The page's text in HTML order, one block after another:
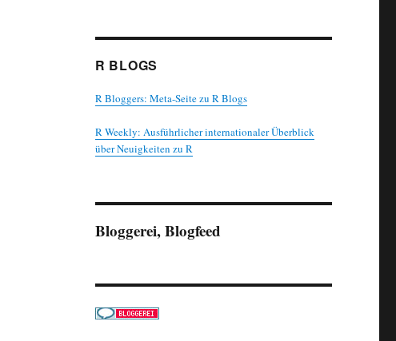
R BLOGS
R Bloggers: Meta-Seite zu R Blogs
R Weekly: Ausführlicher internationaler Überblick
über Neuigkeiten zu R
Bloggerei, Blogfeed